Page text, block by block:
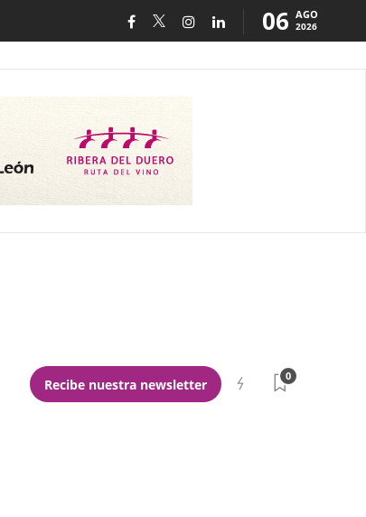
06 AGO
2026
Recibe nuestra newsletter
0